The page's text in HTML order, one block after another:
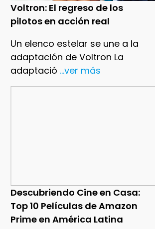
Voltron: El regreso de los
pilotos en acción real
Un elenco estelar se une a la
adaptación de Voltron La
adaptació ...ver más
Descubriendo Cine en Casa:
Top 10 Películas de Amazon
Prime en América Latina